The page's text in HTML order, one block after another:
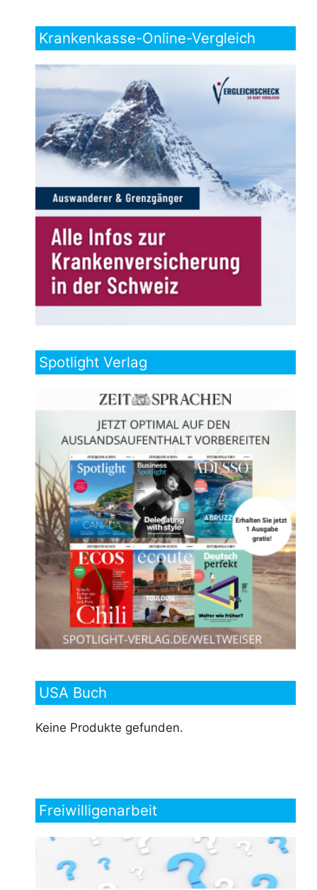
Krankenkasse-Online-Vergleich
Spotlight Verlag
USA Buch
Keine Produkte gefunden.
Freiwilligenarbeit